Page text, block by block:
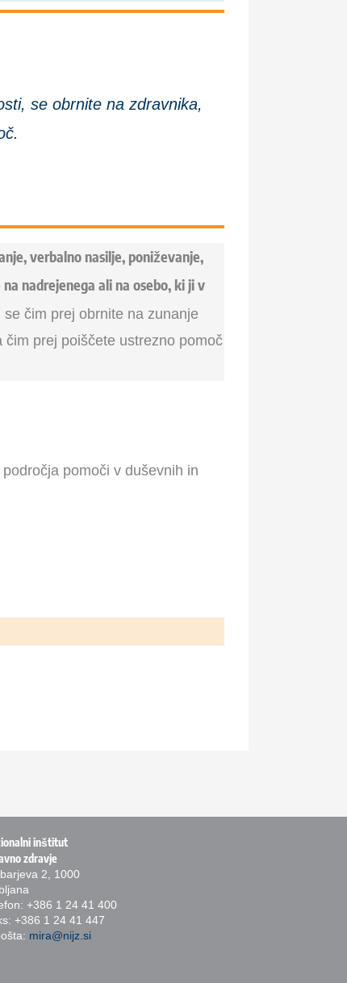
se obrnite na zdravnika,
verbalno nasilje, poniževanje,
nadrejenega ali na osebo, ki ji v
čim prej obrnite na zunanje
prej poiščete ustrezno pomoč
pomoči v duševnih in
inštitut
zdravje
2, 1000
+386 1 24 41 400
+386 1 24 41 447
mira@nijz.si